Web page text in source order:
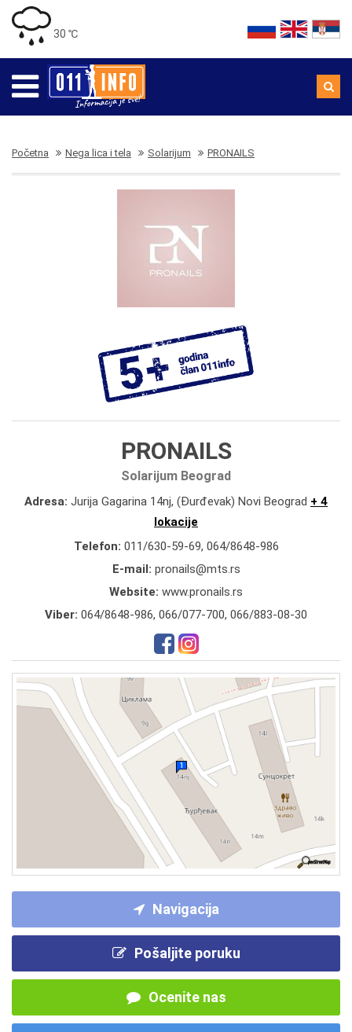
30 ℃
Početna Nega lica i tela Solarijum PRONAILS
PRONAILS
Solarijum Beograd
Adresa: Jurija Gagarina 14nj, (Đurđevak) Novi Beograd + 4
lokacije
Telefon: 011/630-59-69, 064/8648-986
E-mail: pronails@mts.rs
Website: www.pronails.rs
Viber: 064/8648-986, 066/077-700, 066/883-08-30
Navigacija
Pošaljite poruku
Ocenite nas